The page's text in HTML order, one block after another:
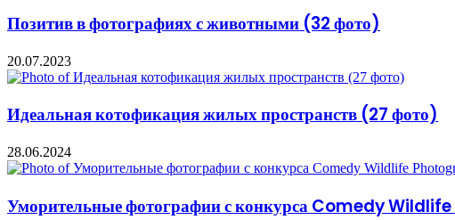
Позитив в фотографиях с животными (32 фото)
20.07.2023
Идеальная котофикация жилых пространств (27 фото)
28.06.2024
Уморительные фотографии с конкурса Comedy